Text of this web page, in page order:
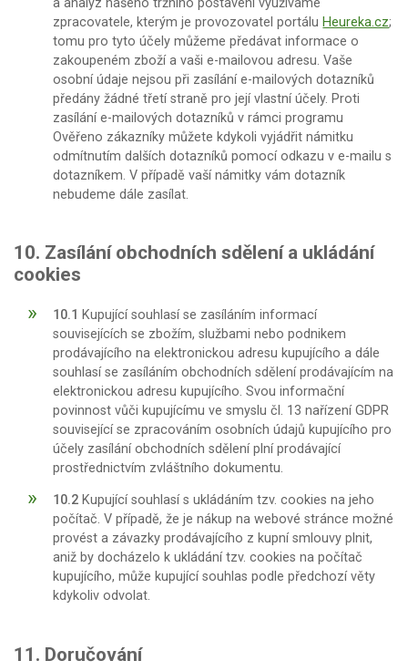
zpracovatele, kterým je provozovatel portálu Heureka.cz;
tomu pro tyto účely můžeme předávat informace o
zakoupeném zboží a vaši e-mailovou adresu. Vaše
osobní údaje nejsou při zasílání e-mailových dotazníků
předány žádné třetí straně pro její vlastní účely. Proti
zasílání e-mailových dotazníků v rámci programu
Ověřeno zákazníky můžete kdykoli vyjádřit námitku
odmítnutím dalších dotazníků pomocí odkazu v e-mailu s
dotazníkem. V případě vaší námitky vám dotazník
nebudeme dále zasílat.
10. Zasílání obchodních sdělení a ukládání
cookies
10.1 Kupující souhlasí se zasíláním informací
souvisejících se zbožím, službami nebo podnikem
prodávajícího na elektronickou adresu kupujícího a dále
souhlasí se zasíláním obchodních sdělení prodávajícím na
elektronickou adresu kupujícího. Svou informační
povinnost vůči kupujícímu ve smyslu čl. 13 nařízení GDPR
související se zpracováním osobních údajů kupujícího pro
účely zasílání obchodních sdělení plní prodávající
prostřednictvím zvláštního dokumentu.
10.2 Kupující souhlasí s ukládáním tzv. cookies na jeho
počítač. V případě, že je nákup na webové stránce možné
provést a závazky prodávajícího z kupní smlouvy plnit,
aniž by docházelo k ukládání tzv. cookies na počítač
kupujícího, může kupující souhlas podle předchozí věty
kdykoliv odvolat.
11. Doručování